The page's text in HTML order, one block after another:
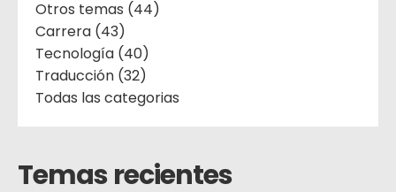
Otros temas (44)
Carrera (43)
Tecnología (40)
Traducción (32)
Todas las categorias
Temas recientes